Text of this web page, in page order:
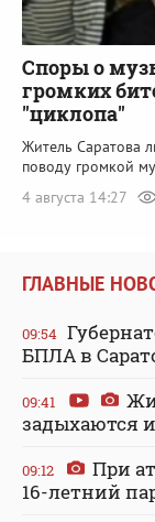
Споры о
громких
"циклопа"
Житель Саратова
поводу громкой
4 августа 14:27
ГЛАВНЫЕ
09:54
БПЛА в
09:41
задыхаются
09:12
При
16-летний